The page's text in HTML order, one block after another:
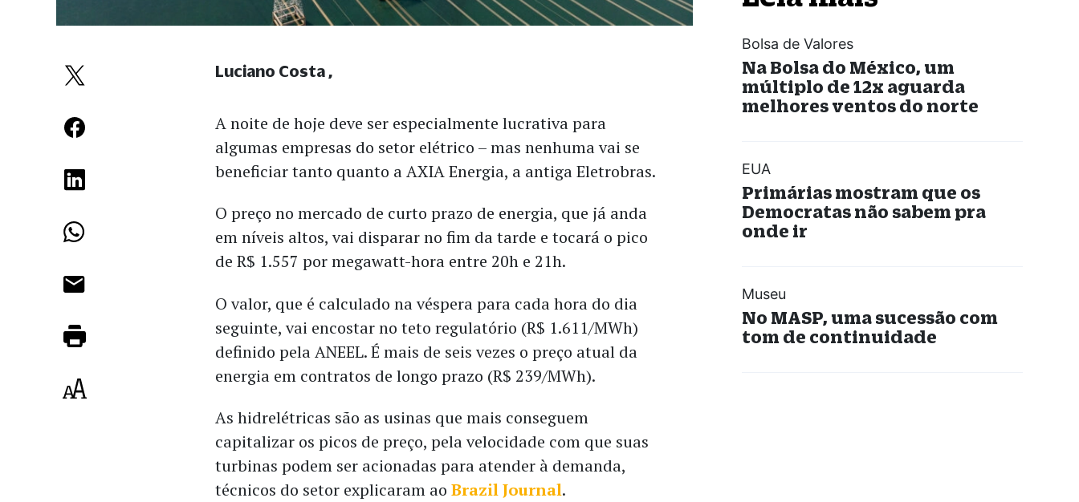
A noite de hoje deve ser especialmente lucrativa para
algumas empresas do setor elétrico – mas nenhuma vai se
beneficiar tanto quanto a AXIA Energia, a antiga Eletrobras.
O preço no mercado de curto prazo de energia, que já anda
em níveis altos, vai disparar no fim da tarde e tocará o pico
de R$ 1.557 por megawatt-hora entre 20h e 21h.
O valor, que é calculado na véspera para cada hora do dia
seguinte, vai encostar no teto regulatório (R$ 1.611/MWh)
definido pela ANEEL. É mais de seis vezes o preço atual da
energia em contratos de longo prazo (R$ 239/MWh).
As hidrelétricas são as usinas que mais conseguem
capitalizar os picos de preço, pela velocidade com que suas
turbinas podem ser acionadas para atender à demanda,
técnicos do setor explicaram aoBrazil Journal.
Luciano Costa
Bolsa de Valores
Na Bolsa do México, um
múltiplo de 12x aguarda
melhores ventos do norte
EUA
Primárias mostram que os
Democratas não sabem pra
onde ir
Museu
No MASP, uma sucessão com
tom de continuidade